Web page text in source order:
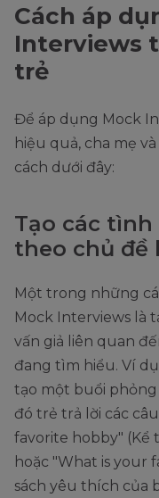
Cách áp
Interviews
trẻ
Để áp dụng Mock
hiệu quả, cha mẹ
cách dưới đây:
Tạo các
theo chủ đề
Một trong những
Mock Interviews là
vấn giả liên quan
đang tìm hiểu. Ví
tạo một buổi
đó trẻ trả lời các
favorite hobby" (Kể
hoặc "What is your
sách yêu thích của